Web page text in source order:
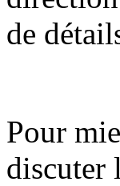
de
Pour
discuter